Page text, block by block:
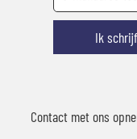
Ik
Contact met ons